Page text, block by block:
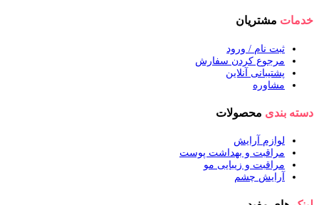
خدمات مشتریان
ثبت نام / ورود
مرجوع کردن سفارش
پشتیبانی آنلاین
مشاوره
دسته بندی محصولات
لوازم آرایش
مراقبت و بهداشت پوست
مراقبت و زیبایی مو
آرایش چشم